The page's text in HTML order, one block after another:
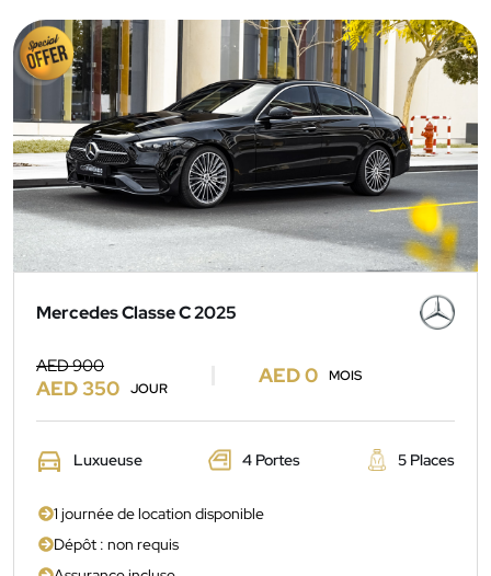
Mercedes Classe C 2025
AED 900
AED 350 JOUR
AED 0 MOIS
Luxueuse 4 Portes 5 Places
1 journée de location disponible
Dépôt : non requis